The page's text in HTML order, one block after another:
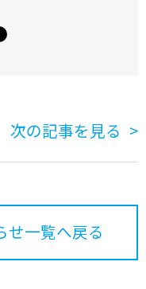
次の記事を見る
せ一覧へ戻る